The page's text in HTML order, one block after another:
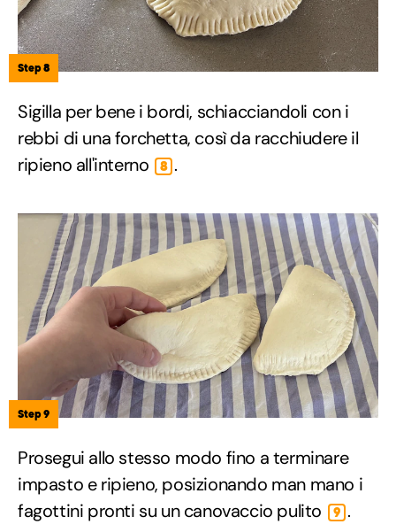
Step 8
Sigilla per bene i bordi, schiacciandoli con i
rebbi di una forchetta, così da racchiudere il
ripieno all'interno
8 .
Step 9
Prosegui allo stesso modo fino a terminare
impasto e ripieno, posizionando man mano i
fagottini pronti su un canovaccio pulito
9 .